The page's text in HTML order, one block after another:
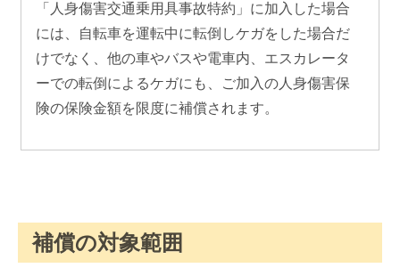
「人身傷害交通乗用具事故特約」に加入した場合
には、自転車を運転中に転倒しケガをした場合だ
けでなく、他の車やバスや電車内、エスカレータ
ーでの転倒によるケガにも、ご加入の人身傷害保
険の保険金額を限度に補償されます。
補償の対象範囲